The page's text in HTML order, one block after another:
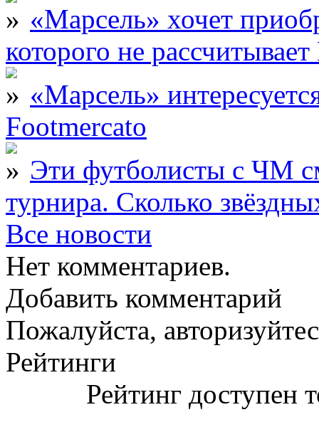
«Марсель» хочет
которого не
«Марсель»
Footmercato
Эти футболисты с ЧМ
турнира. Сколько
Все новости
Нет комментариев.
Добавить комментарий
Пожалуйста,
Рейтинги
Рейтинг доступен